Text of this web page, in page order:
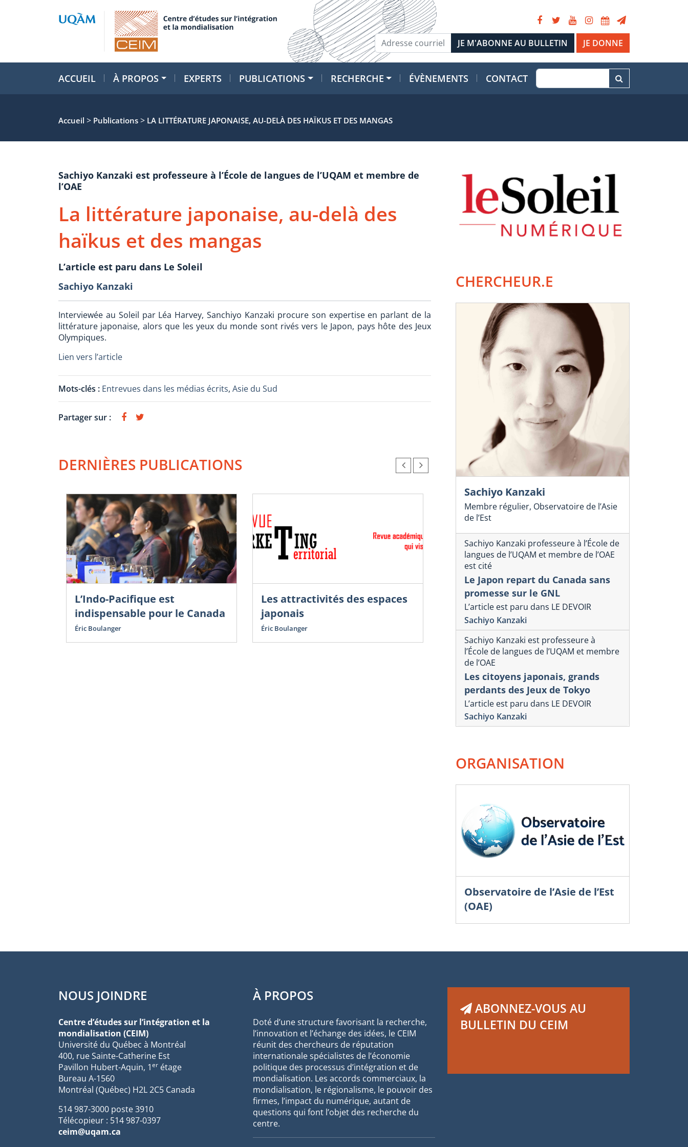
JE DONNE
ACCUEIL À PROPOS EXPERTS PUBLICATIONS RECHERCHE ÉVÈNEMENTS CONTACT
Accueil > Publications > LA LITTÉRATURE JAPONAISE, AU-DELÀ DES HAÏKUS ET DES MANGAS
Sachiyo Kanzaki est professeure à l’École de langues de l’UQAM et membre de
l’OAE
La littérature japonaise, au-delà des
haïkus et des mangas
L’article est paru dans Le Soleil
Sachiyo Kanzaki
Interviewée au Soleil par Léa Harvey, Sanchiyo Kanzaki procure son expertise en parlant de la
littérature japonaise, alors que les yeux du monde sont rivés vers le Japon, pays hôte des Jeux
Olympiques.
Lien vers l’article
Mots-clés : Entrevues dans les médias écrits, Asie du Sud
Partager sur :
DERNIÈRES PUBLICATIONS
L’Indo-Pacifique est
indispensable pour le Canada
Éric Boulanger
Les attractivités des espaces
japonais
Éric Boulanger
Sachiyo Kanzaki professeure à l’École de langues
de l’UQAM et membre de l’OAE est cité
Le Japon repart du Canada
sans promesse sur le GNL
L’article est paru dans LE DEVOIR
Sachiyo Kanzaki
CHERCHEUR.E
Sachiyo Kanzaki
Membre régulier, Observatoire de l’Asie
de l’Est
Sachiyo Kanzaki professeure à l’École de
langues de l’UQAM et membre de l’OAE
est cité
Le Japon repart du Canada sans
promesse sur le GNL
L’article est paru dans LE DEVOIR
Sachiyo Kanzaki
Sachiyo Kanzaki est professeure à
l’École de langues de l’UQAM et membre
de l’OAE
Les citoyens japonais, grands
perdants des Jeux de Tokyo
L’article est paru dans LE DEVOIR
Sachiyo Kanzaki
ORGANISATION
Observatoire de l’Asie de l’Est
(OAE)
NOUS JOINDRE
Centre d’études sur l’intégration et la
mondialisation (CEIM)
Université du Québec à Montréal
400, rue Sainte-Catherine Est
Pavillon Hubert-Aquin, 1er étage
Bureau A-1560
Montréal (Québec) H2L 2C5 Canada
514 987-3000 poste 3910
Télécopieur : 514 987-0397
ceim@uqam.ca
À PROPOS
Doté d’une structure favorisant la recherche,
l’innovation et l’échange des idées, le CEIM
réunit des chercheurs de réputation
internationale spécialistes de l’économie
politique des processus d’intégration et de
mondialisation. Les accords commerciaux, la
mondialisation, le régionalisme, le pouvoir des
firmes, l’impact du numérique, autant de
questions qui font l’objet des recherche du
centre.
ABONNEZ-VOUS AU
BULLETIN DU CEIM